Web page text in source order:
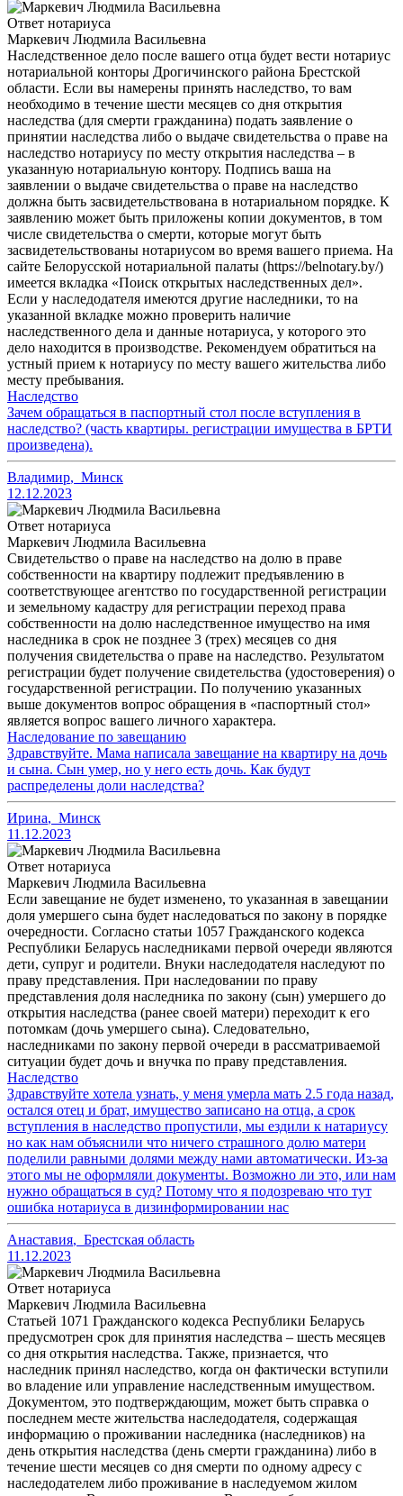
Ответ нотариуса
Маркевич Людмила Васильевна
Наследственное дело после вашего отца будет вести нотариус
нотариальной конторы Дрогичинского района Брестской
области. Если вы намерены принять наследство, то вам
необходимо в течение шести месяцев со дня открытия
наследства (для смерти гражданина) подать заявление о
принятии наследства либо о выдаче свидетельства о праве на
наследство нотариусу по месту открытия наследства – в
указанную нотариальную контору. Подпись ваша на
заявлении о выдаче свидетельства о праве на наследство
должна быть засвидетельствована в нотариальном порядке. К
заявлению может быть приложены копии документов, в том
числе свидетельства о смерти, которые могут быть
засвидетельствованы нотариусом во время вашего приема. На
сайте Белорусской нотариальной палаты (https://belnotary.by/)
имеется вкладка «Поиск открытых наследственных дел».
Если у наследодателя имеются другие наследники, то на
указанной вкладке можно проверить наличие
наследственного дела и данные нотариуса, у которого это
дело находится в производстве. Рекомендуем обратиться на
устный прием к нотариусу по месту вашего жительства либо
месту пребывания.
Наследство
Зачем обращаться в паспортный стол после вступления в
наследство? (часть квартиры. регистрации имущества в БРТИ
произведена).
Владимир, Минск
12.12.2023
Ответ нотариуса
Маркевич Людмила Васильевна
Свидетельство о праве на наследство на долю в праве
собственности на квартиру подлежит предъявлению в
соответствующее агентство по государственной регистрации
и земельному кадастру для регистрации переход права
собственности на долю наследственное имущество на имя
наследника в срок не позднее 3 (трех) месяцев со дня
получения свидетельства о праве на наследство. Результатом
регистрации будет получение свидетельства (удостоверения) о
государственной регистрации. По получению указанных
выше документов вопрос обращения в «паспортный стол»
является вопрос вашего личного характера.
Наследование по завещанию
Здравствуйте. Мама написала завещание на квартиру на дочь
и сына. Сын умер, но у него есть дочь. Как будут
распределены доли наследства?
Ирина, Минск
11.12.2023
Ответ нотариуса
Маркевич Людмила Васильевна
Если завещание не будет изменено, то указанная в завещании
доля умершего сына будет наследоваться по закону в порядке
очередности. Согласно статьи 1057 Гражданского кодекса
Республики Беларусь наследниками первой очереди являются
дети, супруг и родители. Внуки наследодателя наследуют по
праву представления. При наследовании по праву
представления доля наследника по закону (сын) умершего до
открытия наследства (ранее своей матери) переходит к его
потомкам (дочь умершего сына). Следовательно,
наследниками по закону первой очереди в рассматриваемой
ситуации будет дочь и внучка по праву представления.
Наследство
Здравствуйте хотела узнать, у меня умерла мать 2.5 года назад,
остался отец и брат, имущество записано на отца, а срок
вступления в наследство пропустили, мы ездили к натариусу
но как нам объяснили что ничего страшного долю матери
поделили равными долями между нами автоматически. Из-за
этого мы не оформляли документы. Возможно ли это, или нам
нужно обращаться в суд? Потому что я подозреваю что тут
ошибка нотариуса в дизинформировании нас
Анаставия, Брестская область
11.12.2023
Ответ нотариуса
Маркевич Людмила Васильевна
Статьей 1071 Гражданского кодекса Республики Беларусь
предусмотрен срок для принятия наследства – шесть месяцев
со дня открытия наследства. Также, признается, что
наследник принял наследство, когда он фактически вступили
во владение или управление наследственным имуществом.
Документом, это подтверждающим, может быть справка о
последнем месте жительства наследодателя, содержащая
информацию о проживании наследника (наследников) на
день открытия наследства (день смерти гражданина) либо в
течение шести месяцев со дня смерти по одному адресу с
наследодателем либо проживание в наследуемом жилом